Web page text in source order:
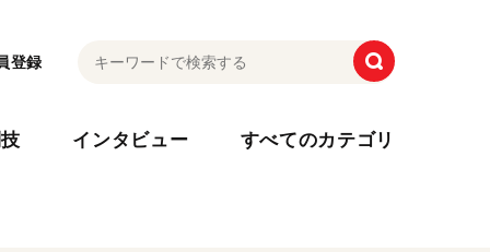
登録
インタビュー すべてのカテゴリ